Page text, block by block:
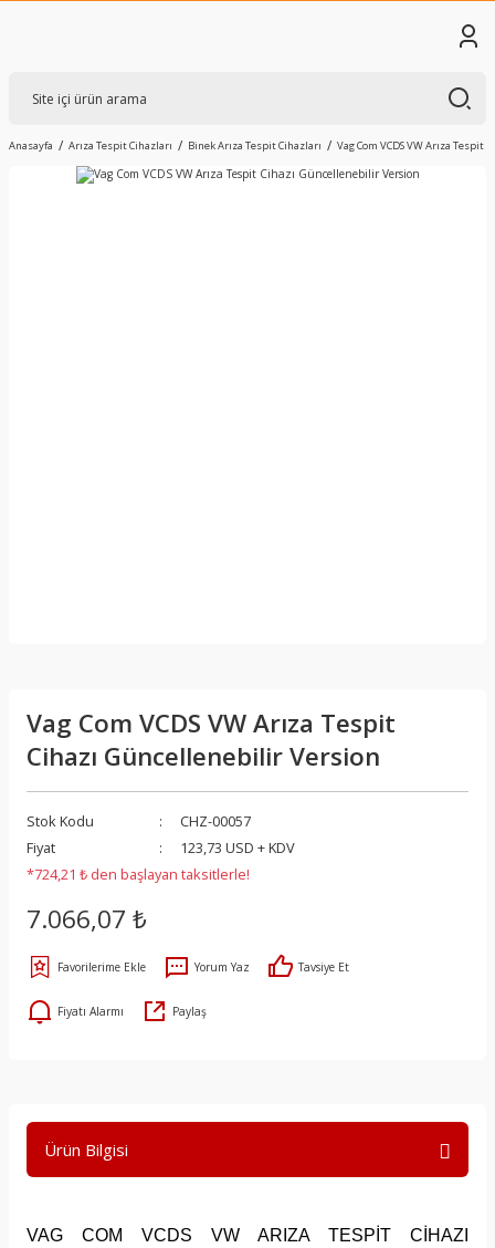
Anasayfa Arıza Tespit Cihazları Binek Arıza Tespit Cihazları Vag Com VCDS VW Arıza
Vag Com VCDS VW Arıza Tespit
Cihazı Güncellenebilir Version
Stok Kodu
CHZ-00057
Fiyat
123,73 USD + KDV
*724,21 ₺ den başlayan taksitlerle!
7.066,07 ₺
Yorum Yaz Tavsiye Et
Fiyatı Alarmı Paylaş
Ürün Bilgisi
VAG COM VCDS VW ARIZA TESPİT CİHAZI